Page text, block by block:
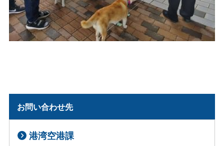
お問い合わせ先
港湾空港課